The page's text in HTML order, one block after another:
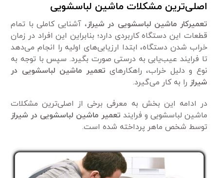
اصلی‌ترین مشکلات ماشین لباسشویی
تعمیرکار ماشین لباسشویی در شیراز، آشنایی کاملی با تمام
قطعات این دستگاه کاربردی دارد؛ بنابراین این افراد در زمان
خراب شدن دستگاه، ابتدا ارزیابی‌های اولیه را انجام می‌دهد
تا فرایند عیب‌یابی به درستی صورت بگیرد. سپس با توجه به
نوع و دلیل خراب، راهکار‌های تعمیر ماشین لباسشویی در
شیراز را به کار می‌گیرد.
در ادامه این بخش به معرفی برخی از اصلی‌ترین مشکلات
ماشین لباسشویی و فرایند تعمیر ماشین لباسشویی در شیراز
توسط شخص ماهر پرداخته شده است.